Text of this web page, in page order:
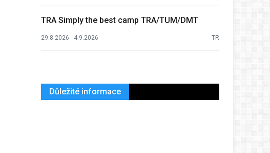
TRA Simply the best camp TRA/TUM/DMT
29.8.2026 - 4.9.2026 TR
Důležité informace